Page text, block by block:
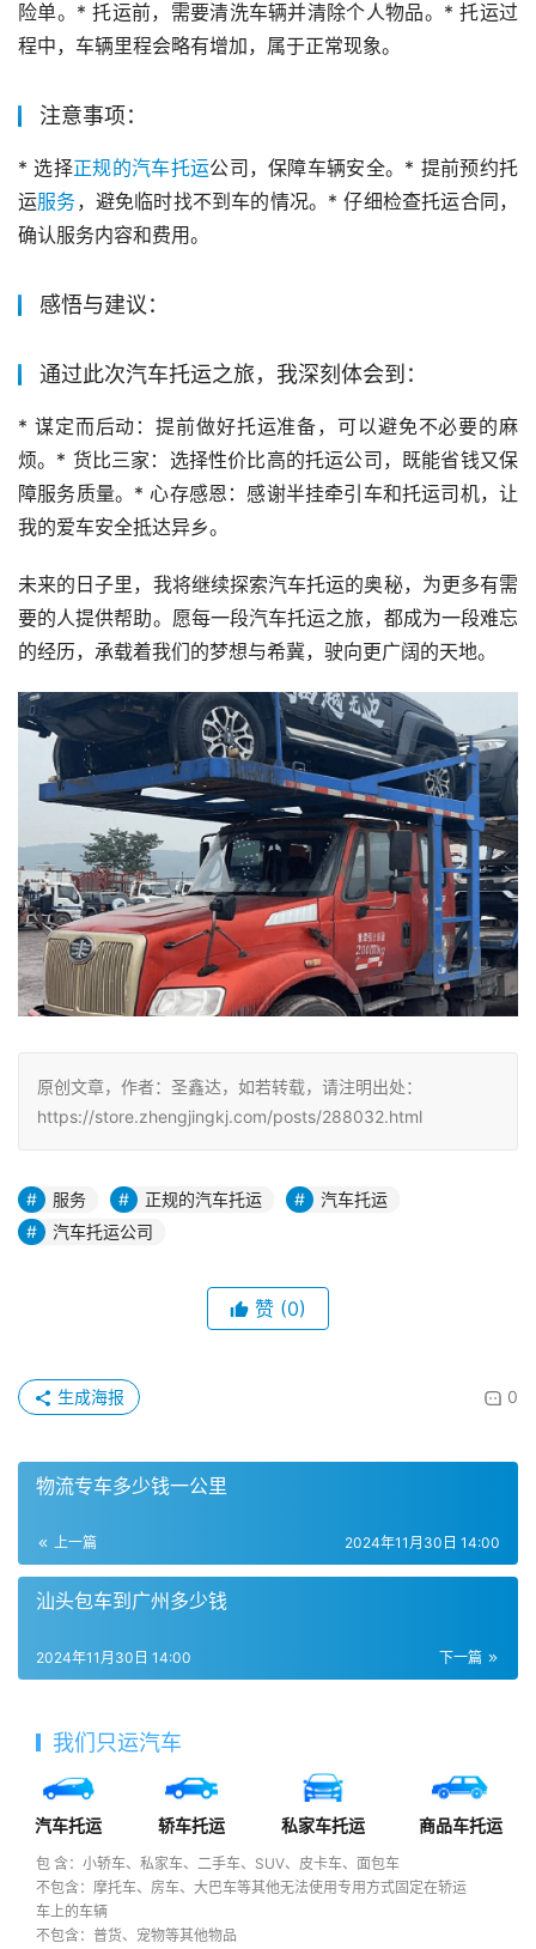
险单。* 托运前，需要清洗车辆并清除个人物品。* 托运过
程中，车辆里程会略有增加，属于正常现象。
注意事项：
* 选择正规的汽车托运公司，保障车辆安全。* 提前预约托
运服务，避免临时找不到车的情况。* 仔细检查托运合同，
确认服务内容和费用。
感悟与建议：
通过此次汽车托运之旅，我深刻体会到：
* 谋定而后动：提前做好托运准备，可以避免不必要的麻
烦。* 货比三家：选择性价比高的托运公司，既能省钱又保
障服务质量。* 心存感恩：感谢半挂牵引车和托运司机，让
我的爱车安全抵达异乡。
未来的日子里，我将继续探索汽车托运的奥秘，为更多有需
要的人提供帮助。愿每一段汽车托运之旅，都成为一段难忘
的经历，承载着我们的梦想与希冀，驶向更广阔的天地。
原创文章，作者：圣鑫达，如若转载，请注明出处：
https://store.zhengjingkj.com/posts/288032.html
服务 正规的汽车托运
汽车托运
汽车托运公司
赞 (0)
0
生成海报
物流专车多少钱一公里
上一篇 2024年11月30日 14:00
汕头包车到广州多少钱
下一篇
2024年11月30日 14:00
我们只运汽车
汽车托运 轿车托运 私家车托运 商品车托运
包 含：小轿车、私家车、二手车、SUV、皮卡车、面包车
不包含：摩托车、房车、大巴车等其他无法使用专用方式固定在轿运
车上的车辆
不包含：普货、宠物等其他物品